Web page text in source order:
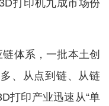
打印机九成市场份
体系，一批本土创
、从点到链、从链
打印产业迅速从“单